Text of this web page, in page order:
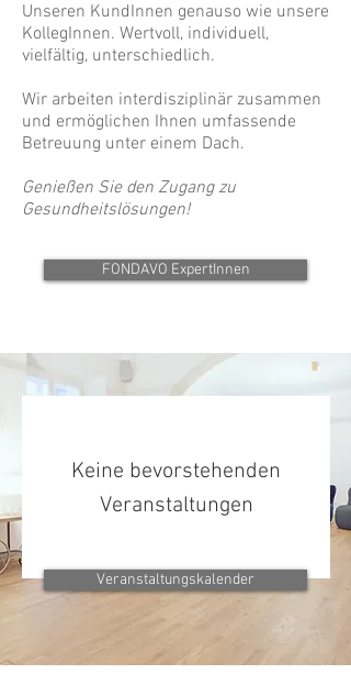
Unseren KundInnen genauso wie unsere
KollegInnen. Wertvoll, individuell,
vielfältig, unterschiedlich.
Wir arbeiten interdisziplinär zusammen
und ermöglichen Ihnen umfassende
Betreuung unter einem Dach.
Genießen Sie den Zugang zu
Gesundheitslösungen!
FONDAVO ExpertInnen
Keine bevorstehenden
Veranstaltungen
Veranstaltungskalender